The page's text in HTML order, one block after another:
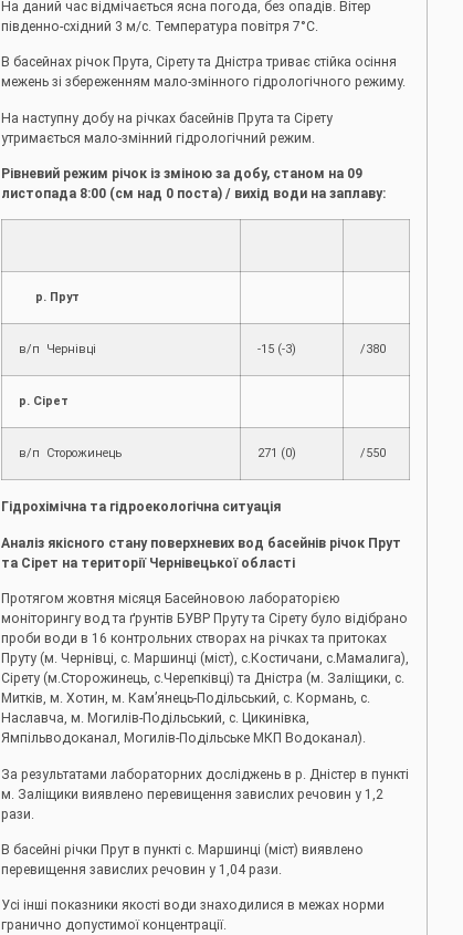
На даний час відмічається ясна погода, без опадів. Вітер
південно-східний 3 м/с. Температура повітря 7°С.
В басейнах річок Прута, Сірету та Дністра триває стійка осіння
межень зі збереженням мало-змінного гідрологічного режиму.
На наступну добу на річках басейнів Прута та Сірету
утримається мало-змінний гідрологічний режим.
Рівневий режим річок із зміною за добу, станом на 09
листопада 8:00 (см над 0 поста) / вихід води на заплаву:
р. Прут
в/п Чернівці -15 (-3) /380
р. Сірет
в/п Сторожинець 271 (0) /550
Гідрохімічна та гідроекологічна ситуація
Аналіз якісного стану поверхневих вод басейнів річок Прут
та Сірет на території Чернівецької області
Протягом жовтня місяця Басейновою лабораторією
моніторингу вод та ґрунтів БУВР Пруту та Сірету було відібрано
проби води в 16 контрольних створах на річках та притоках
Пруту (м. Чернівці, с. Маршинці (міст), с.Костичани, с.Мамалига),
Сірету (м.Сторожинець, с.Черепківці) та Дністра (м. Заліщики, с.
Митків, м. Хотин, м. Кам’янець-Подільський, с. Кормань, с.
Наславча, м. Могилів-Подільський, с. Цикинівка,
Ямпільводоканал, Могилів-Подільське МКП Водоканал).
За результатами лабораторних досліджень в р. Дністер в пункті
м. Заліщики виявлено перевищення завислих речовин у 1,2
рази.
В басейні річки Прут в пункті с. Маршинці (міст) виявлено
перевищення завислих речовин у 1,04 рази.
Усі інші показники якості води знаходилися в межах норми
гранично допустимої концентрації.